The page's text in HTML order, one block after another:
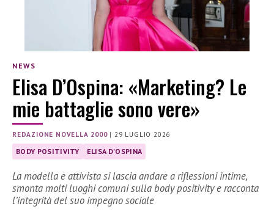
NEWS
Elisa D’Ospina: «Marketing? Le
mie battaglie sono vere»
REDAZIONE NOVELLA 2000|29 LUGLIO 2026
BODY POSITIVITY ELISA D'OSPINA
La modella e attivista si lascia andare a riflessioni intime,
smonta molti luoghi comuni sulla body positivity e racconta
l’integrità del suo impegno sociale